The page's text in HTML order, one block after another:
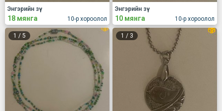
10-р хороолол
Энгэрийн зүү
18 мянга 10-р хороолол
Энгэрийн зүү
10 мянга
1 / 5 1 / 3